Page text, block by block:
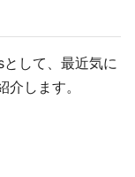
して、最近気に
します。